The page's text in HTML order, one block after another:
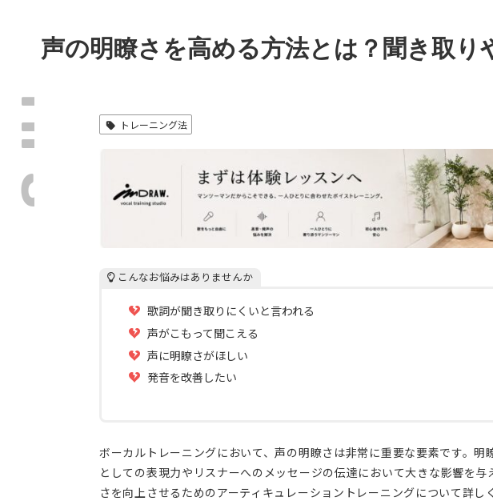
声の明瞭さを高める方法とは？聞き取
TIPS トレーニング法
こんなお悩みはありませんか
歌詞が聞き取りにくいと言われる
声がこもって聞こえる
声に明瞭さがほしい
発音を改善したい
ボーカルトレーニングにおいて、声の明瞭さは非常に重要な要素です。明
としての表現力やリスナーへのメッセージの伝達において大きな影響を
さを向上させるためのアーティキュレーショントレーニングについて詳し